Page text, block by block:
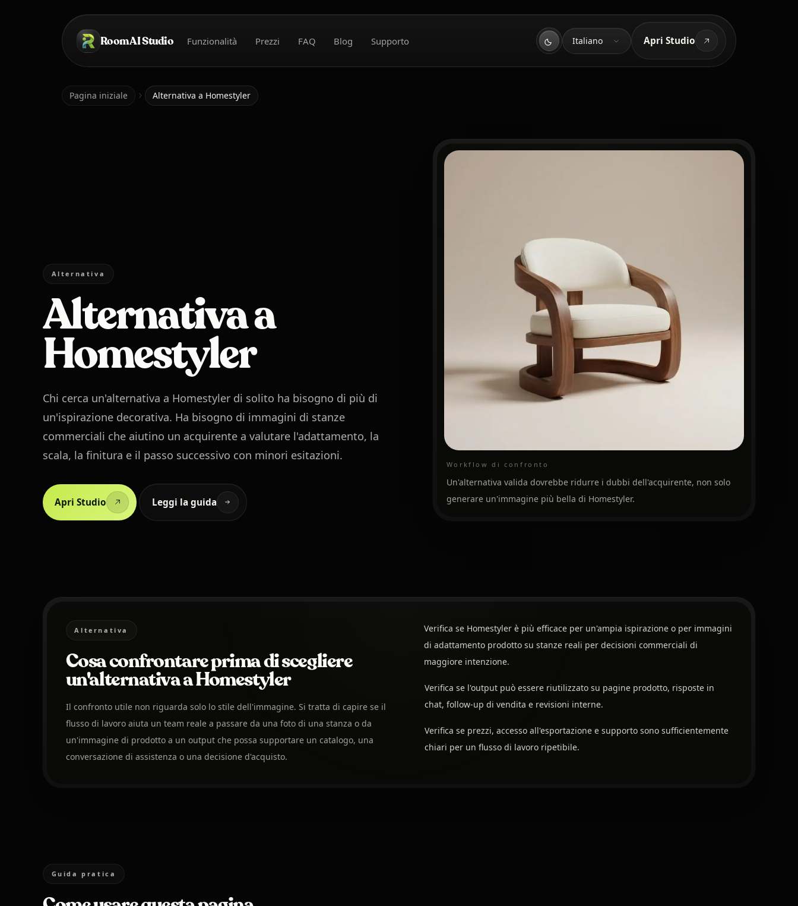
Room AI Studio
Pagina iniziale Funzionalità Prezzi FAQ Blog Supporto Lingua
Italiano Apri Studio
Pagina iniziale Alternativa a Homestyler
Alternativa
Alternativa a
Homestyler
Chi cerca un'alternativa a Homestyler di solito ha bisogno di più di
un'ispirazione decorativa. Ha bisogno di immagini di stanze
commerciali che aiutino un acquirente a valutare l'adattamento, la
scala, la finitura e il passo successivo con minori esitazioni.
Apri Studio Leggi la guida
Workflow di confronto
Un'alternativa valida dovrebbe ridurre i dubbi dell'acquirente, non solo
generare un'immagine più bella di Homestyler.
Alternativa
Cosa confrontare prima di scegliere
un'alternativa a Homestyler
Il confronto utile non riguarda solo lo stile dell'immagine. Si tratta di capire se il
flusso di lavoro aiuta un team reale a passare da una foto di una stanza o da
un'immagine di prodotto a un output che possa supportare un catalogo, una
conversazione di assistenza o una decisione d'acquisto.
Verifica se Homestyler è più efficace per un'ampia ispirazione o per immagini
di adattamento prodotto su stanze reali per decisioni commerciali di
maggiore intenzione.
Verifica se l'output può essere riutilizzato su pagine prodotto, risposte in
chat, follow-up di vendita e revisioni interne.
Verifica se prezzi, accesso all'esportazione e supporto sono sufficientemente
chiari per un flusso di lavoro ripetibile.
Guida pratica